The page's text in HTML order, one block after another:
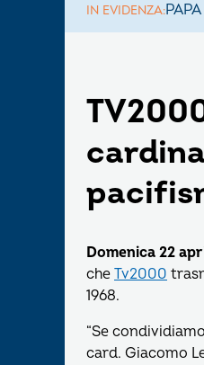
IN EVIDENZA:
Domenica 22
che Tv2000
1968.
“Se
card. Giacomo